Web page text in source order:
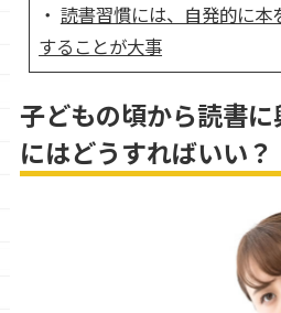
読書習慣には、自発的に本
することが大事
子どもの頃から読書
にはどうすればいい？